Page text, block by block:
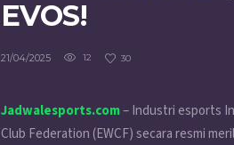
EVOS!
21/04/2025 12 30
Jadwalesports.com– Industri esports
Club Federation (EWCF) secara resmi